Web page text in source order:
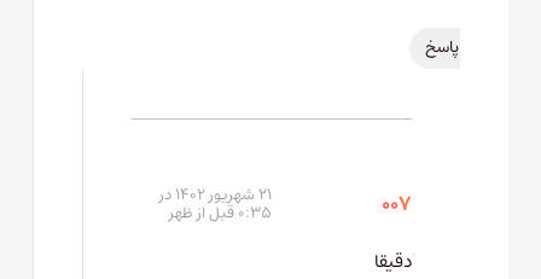
پاسخ
007 ۲۱ شهریور ۱۴۰۲ در
۰:۳۵ قبل از ظهر
دقیقا